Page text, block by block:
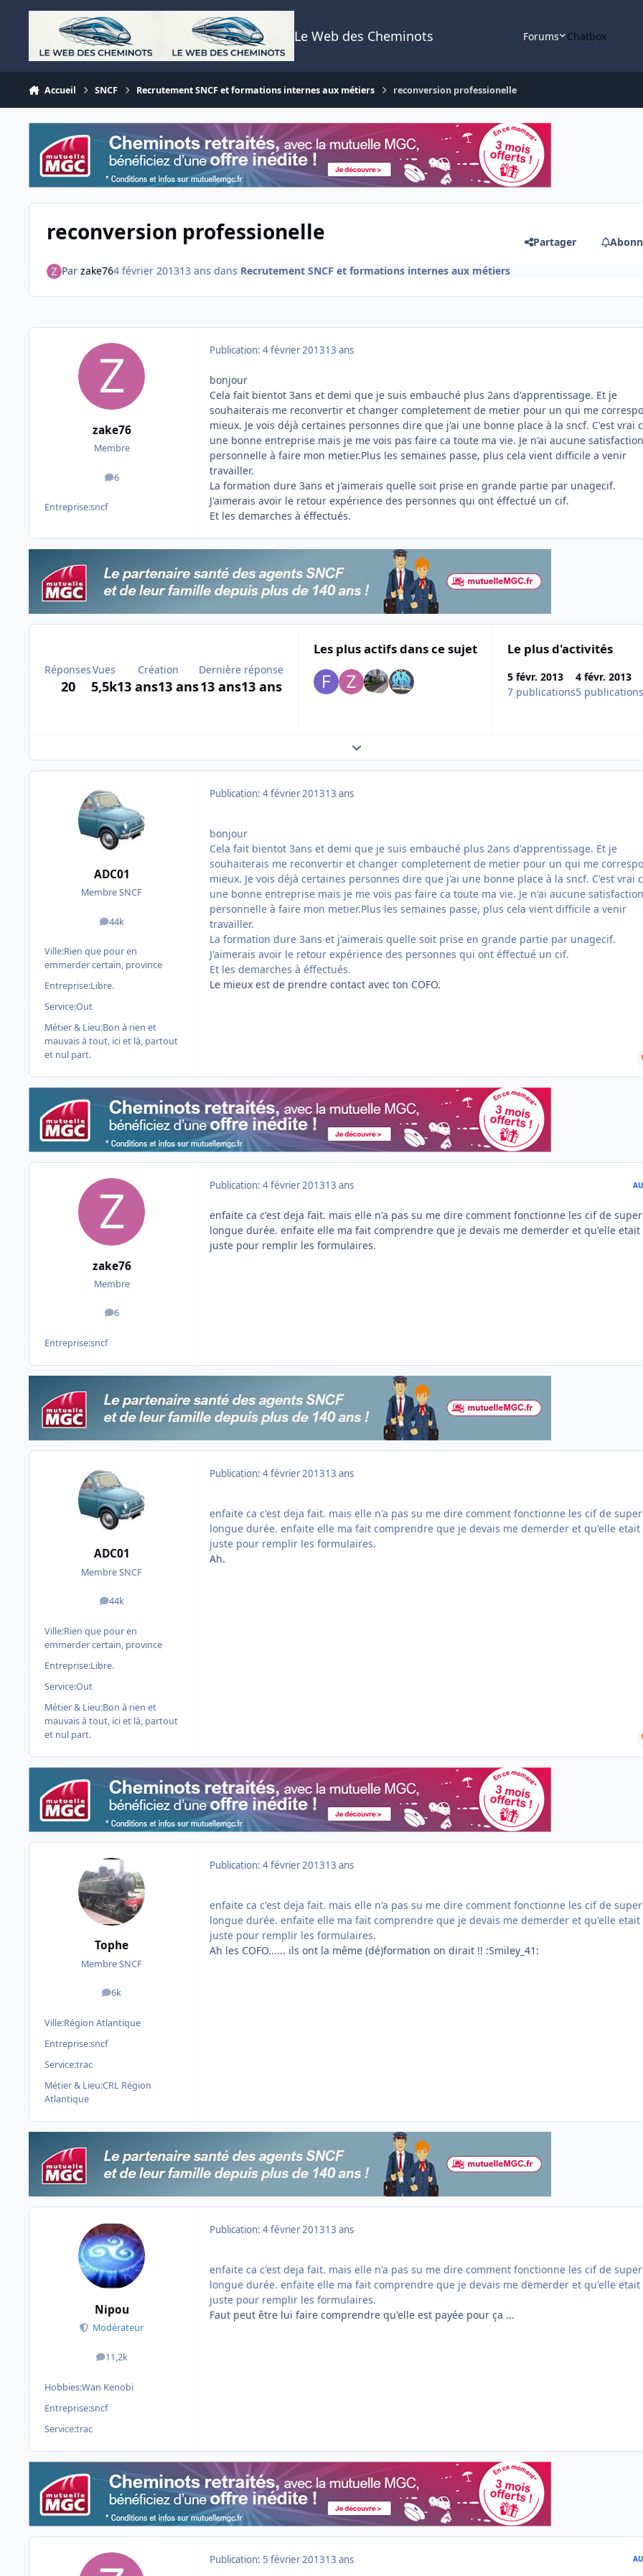
Aller au contenu
Le Web des Cheminots Forums Chatbox
Accueil SNCF Recrutement SNCF et formations internes aux métiers reconversion professionelle
reconversion professionelle Partager
Par zake764 février 201313 ans dans Recrutement SNCF et formations internes aux métiers
zake76
Membre
6
messages
Entreprise:sncf
Publication: 4 février 201313 ans
bonjour
Cela fait bientot 3ans et demi que je suis embauché plus 2ans d'apprentissage. Et je
souhaiterais me reconvertir et changer completement de metier pour un qui me
mieux. Je vois déjà certaines personnes dire que j'ai une bonne place à la sncf. C'est vrai
une bonne entreprise mais je me vois pas faire ca toute ma vie. Je n'ai aucune satisfaction
personnelle à faire mon metier.Plus les semaines passe, plus cela vient difficile a venir
travailler.
La formation dure 3ans et j'aimerais quelle soit prise en grande partie par unagecif.
J'aimerais avoir le retour expérience des personnes qui ont éffectué un cif.
Et les demarches à éffectués.
Réponses
20
Vues
5,5k
Création
13 ans13 ans
Dernière réponse
13 ans13 ans
Les plus actifs dans ce sujet Le plus d'activités
5 févr. 2013
7 publications
4 févr. 2013
5 publications
Expand topic overview
ADC01
Membre SNCF
44k
messages
Ville:Rien que pour en
emmerder certain, province
Entreprise:Libre.
Service:Out
Métier & Lieu:Bon à rien et
mauvais à tout, ici et là, partout
et nul part.
Publication: 4 février 201313 ans
bonjour
Cela fait bientot 3ans et demi que je suis embauché plus 2ans d'apprentissage. Et je
souhaiterais me reconvertir et changer completement de metier pour un qui me
mieux. Je vois déjà certaines personnes dire que j'ai une bonne place à la sncf. C'est vrai
une bonne entreprise mais je me vois pas faire ca toute ma vie. Je n'ai aucune satisfaction
personnelle à faire mon metier.Plus les semaines passe, plus cela vient difficile a venir
travailler.
La formation dure 3ans et j'aimerais quelle soit prise en grande partie par unagecif.
J'aimerais avoir le retour expérience des personnes qui ont éffectué un cif.
Et les demarches à éffectués.
Le mieux est de prendre contact avec ton COFO.
zake76
Membre
6
messages
Entreprise:sncf
Publication: 4 février 201313 ans
enfaite ca c'est deja fait. mais elle n'a pas su me dire comment fonctionne les cif de super
longue durée. enfaite elle ma fait comprendre que je devais me demerder et qu'elle etait
juste pour remplir les formulaires.
ADC01
Membre SNCF
44k
messages
Ville:Rien que pour en
emmerder certain, province
Entreprise:Libre.
Service:Out
Métier & Lieu:Bon à rien et
mauvais à tout, ici et là, partout
et nul part.
Publication: 4 février 201313 ans
enfaite ca c'est deja fait. mais elle n'a pas su me dire comment fonctionne les cif de super
longue durée. enfaite elle ma fait comprendre que je devais me demerder et qu'elle etait
juste pour remplir les formulaires.
Ah.
Tophe
Membre SNCF
6k
messages
Ville:Région Atlantique
Entreprise:sncf
Service:trac
Métier & Lieu:CRL Région
Atlantique
Publication: 4 février 201313 ans
enfaite ca c'est deja fait. mais elle n'a pas su me dire comment fonctionne les cif de super
longue durée. enfaite elle ma fait comprendre que je devais me demerder et qu'elle etait
juste pour remplir les formulaires.
Ah les COFO...... ils ont la même (dé)formation on dirait !! :Smiley_41:
Nipou
Modérateur
11,2k
messages
Hobbies:Wan Kenobi
Entreprise:sncf
Service:trac
Publication: 4 février 201313 ans
enfaite ca c'est deja fait. mais elle n'a pas su me dire comment fonctionne les cif de super
longue durée. enfaite elle ma fait comprendre que je devais me demerder et qu'elle etait
juste pour remplir les formulaires.
Faut peut être lui faire comprendre qu'elle est payée pour ça ...
Publication: 5 février 201313 ans